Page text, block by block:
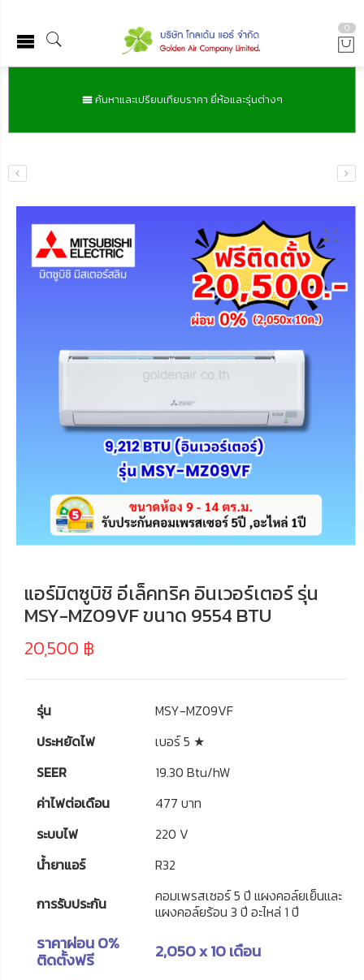
0
ค้นหาและเปรียบเทียบราคา ยี่ห้อและรุ่นต่างๆ
แอร์มิตซูบิชิ อีเล็คทริค อินเวอร์เตอร์ รุ่น
MSY-MZ09VF ขนาด 9554 BTU
20,500 ฿
รุ่น
MSY-MZ09VF
ประหยัดไฟ
เบอร์ 5 ★
SEER
19.30 Btu/hW
ค่าไฟต่อเดือน
477 บาท
ระบบไฟ
220 V
น้ำยาแอร์
R32
การรับประกัน
คอมเพรสเซอร์ 5 ปี แผงคอล์ยเย็นและ
แผงคอล์ยร้อน 3 ปี อะไหล่ 1 ปี
ราคาผ่อน 0%
ติดตั้งฟรี
2,050 x 10 เดือน